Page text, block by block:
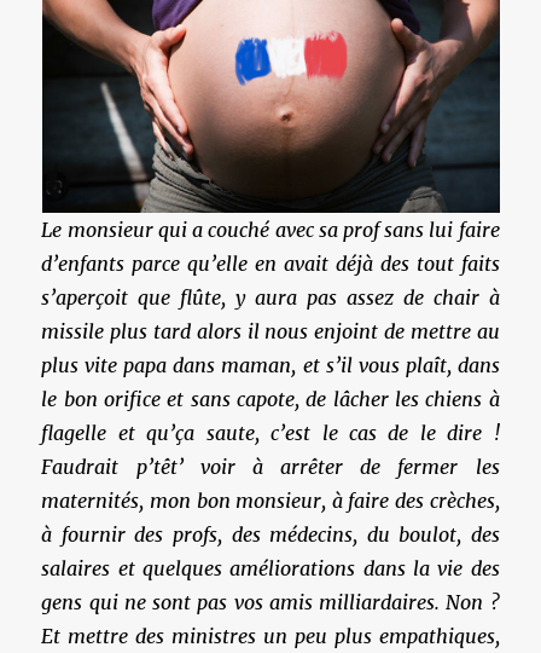
Le monsieur qui a couché avec sa prof sans lui faire
d’enfants parce qu’elle en avait déjà des tout faits
s’aperçoit que flûte, y aura pas assez de chair à
missile plus tard alors il nous enjoint de mettre au
plus vite papa dans maman, et s’il vous plaît, dans
le bon orifice et sans capote, de lâcher les chiens à
flagelle et qu’ça saute, c’est le cas de le dire !
Faudrait p’têt’ voir à arrêter de fermer les
maternités, mon bon monsieur, à faire des crèches,
à fournir des profs, des médecins, du boulot, des
salaires et quelques améliorations dans la vie des
gens qui ne sont pas vos amis milliardaires. Non ?
Et mettre des ministres un peu plus empathiques,